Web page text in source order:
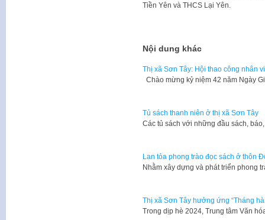
Tiền Yên và THCS Lại Yên.
Nội dung khác
Thị xã Sơn Tây: Hội thao công nhân
Chào mừng kỷ niệm 42 năm Ngày
Tủ sách thanh niên ở thị xã Sơn Tây
Các tủ sách với những đầu sách,
Lan tỏa phong trào đọc sách ở thôn
Nhằm xây dựng và phát triển phong
Thị xã Sơn Tây hưởng ứng “Tháng
Trong dịp hè 2024, Trung tâm Văn